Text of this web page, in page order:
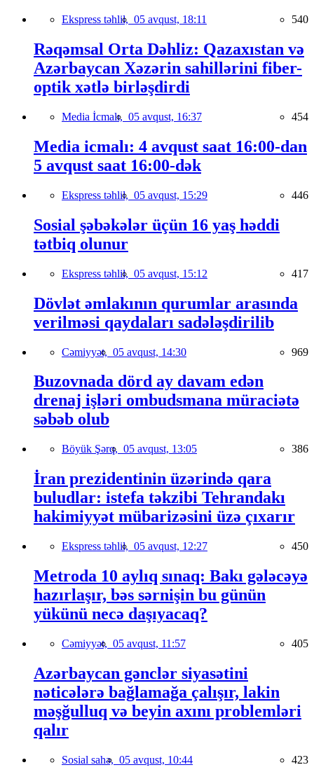
Ekspress təhlil, 05 avqust, 18:11 540
Rəqəmsal Orta Dəhliz: Qazaxıstan və
Azərbaycan Xəzərin sahillərini fiber-
optik xətlə birləşdirdi
Media İcmalı, 05 avqust, 16:37 454
Media icmalı: 4 avqust saat 16:00-dan
5 avqust saat 16:00-dək
Ekspress təhlil, 05 avqust, 15:29 446
Sosial şəbəkələr üçün 16 yaş həddi
tətbiq olunur
Ekspress təhlil, 05 avqust, 15:12 417
Dövlət əmlakının qurumlar arasında
verilməsi qaydaları sadələşdirilib
Cəmiyyət, 05 avqust, 14:30 969
Buzovnada dörd ay davam edən
drenaj işləri ombudsmana müraciətə
səbəb olub
Böyük Şərq, 05 avqust, 13:05 386
İran prezidentinin üzərində qara
buludlar: istefa təkzibi Tehrandakı
hakimiyyət mübarizəsini üzə çıxarır
Ekspress təhlil, 05 avqust, 12:27 450
Metroda 10 aylıq sınaq: Bakı gələcəyə
hazırlaşır, bəs sərnişin bu günün
yükünü necə daşıyacaq?
Cəmiyyət, 05 avqust, 11:57 405
Azərbaycan gənclər siyasətini
nəticələrə bağlamağa çalışır, lakin
məşğulluq və beyin axını problemləri
qalır
Sosial sahə, 05 avqust, 10:44 423